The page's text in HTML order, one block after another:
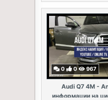
0 0 967
Audi Q7 4M -
информации на